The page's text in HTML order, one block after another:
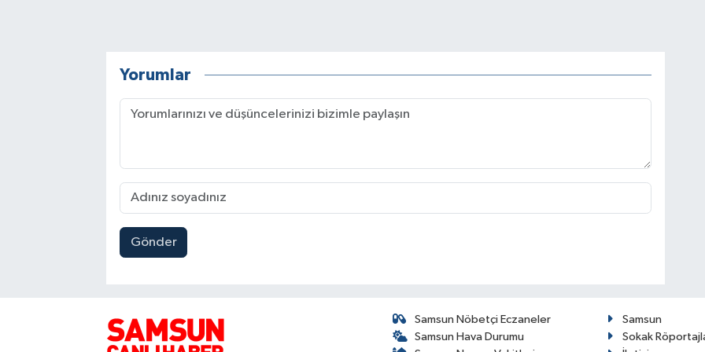
Yorumlar
Gönder
Samsun Nöbetçi Eczaneler
Samsun Hava Durumu
Samsun
Sokak